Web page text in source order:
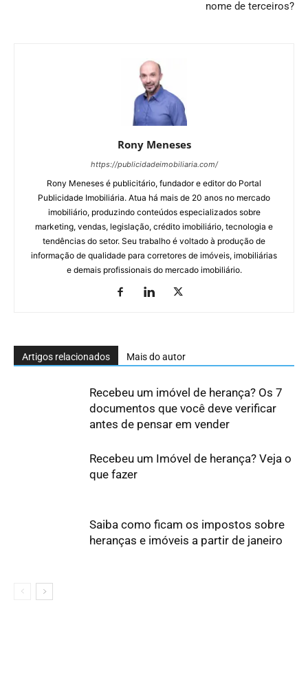
nome de terceiros?
Rony Meneses
https://publicidadeimobiliaria.com/
Rony Meneses é publicitário, fundador e editor do Portal
Publicidade Imobiliária. Atua há mais de 20 anos no mercado
imobiliário, produzindo conteúdos especializados sobre
marketing, vendas, legislação, crédito imobiliário, tecnologia e
tendências do setor. Seu trabalho é voltado à produção de
informação de qualidade para corretores de imóveis, imobiliárias
e demais profissionais do mercado imobiliário.
Artigos relacionados Mais do autor
Recebeu um imóvel de herança? Os 7
documentos que você deve verificar
antes de pensar em vender
Recebeu um Imóvel de herança? Veja o
que fazer
Saiba como ficam os impostos sobre
heranças e imóveis a partir de janeiro